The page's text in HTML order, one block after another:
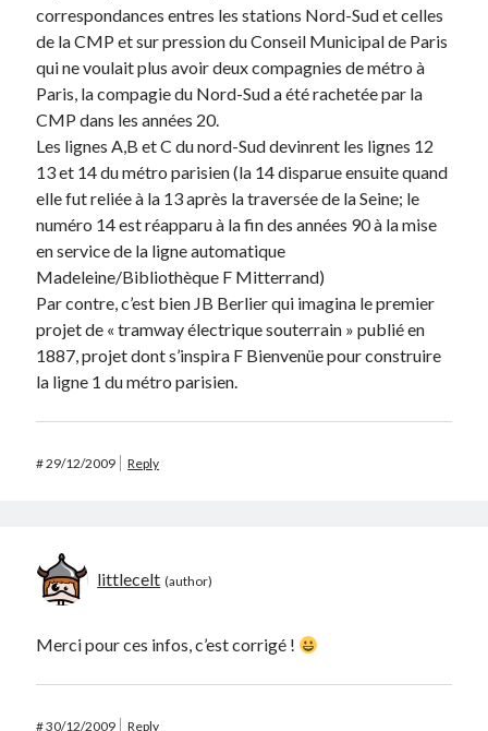
correspondances entres les stations Nord-Sud et celles
de la CMP et sur pression du Conseil Municipal de Paris
qui ne voulait plus avoir deux compagnies de métro à
Paris, la compagie du Nord-Sud a été rachetée par la
CMP dans les années 20.
Les lignes A,B et C du nord-Sud devinrent les lignes 12
13 et 14 du métro parisien (la 14 disparue ensuite quand
elle fut reliée à la 13 après la traversée de la Seine; le
numéro 14 est réapparu à la fin des années 90 à la mise
en service de la ligne automatique
Madeleine/Bibliothèque F Mitterrand)
Par contre, c’est bien JB Berlier qui imagina le premier
projet de « tramway électrique souterrain » publié en
1887, projet dont s’inspira F Bienvenüe pour construire
la ligne 1 du métro parisien.
#29/12/2009 Reply
littlecelt
Merci pour ces infos, c’est corrigé !
#30/12/2009 Reply